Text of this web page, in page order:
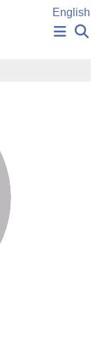
English